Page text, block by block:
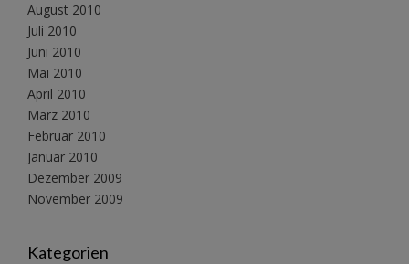
August 2010
Juli 2010
Juni 2010
Mai 2010
April 2010
März 2010
Februar 2010
Januar 2010
Dezember 2009
November 2009
Kategorien